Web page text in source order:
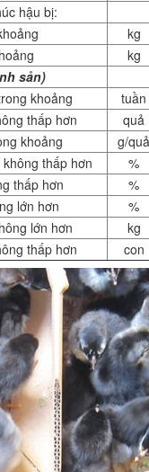
hậu bị:
kg
kg
sản)
khoảng
tuần
thấp hơn
quả
khoảng
g/
thấp hơn
%
thấp hơn
%
lớn hơn
%
lớn hơn
kg
thấp hơn con